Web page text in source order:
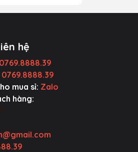
hệ
0769.8888.39
0769.8888.39
mua sỉ: Zalo
hàng: